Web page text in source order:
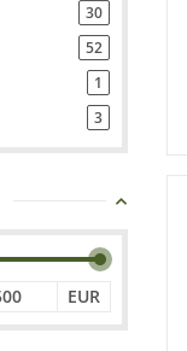
30
52
1
3
EUR